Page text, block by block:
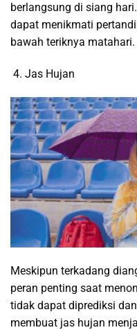
berlangsung di siang
dapat menikmati
bawah teriknya matahari.
Jas Hujan
Meskipun terkadang
peran penting saat
tidak dapat diprediksi
membuat jas hujan